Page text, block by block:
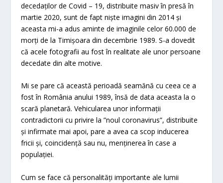
decedaților de Covid – 19, distribuite masiv în presă în
martie 2020, sunt de fapt niște imagini din 2014 și
aceasta mi-a adus aminte de imaginile celor 60.000 de
morți de la Timișoara din decembrie 1989. S-a dovedit
că acele fotografii au fost în realitate ale unor persoane
decedate din alte motive.
Mi se pare că această perioadă seamănă cu ceea ce a
fost în România anului 1989, însă de data aceasta la o
scară planetară. Vehicularea unor informații
contradictorii cu privire la ”noul coronavirus”, distribuite
și infirmate mai apoi, pare a avea ca scop inducerea
fricii și, coincidență sau nu, menținerea în case a
populației.
Cum se face că personalități importante ale lumii